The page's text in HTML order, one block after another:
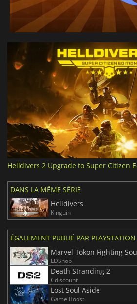
Helldivers 2 Upgrade to Super Citizen
DANS LA MÊME SÉRIE
Helldivers
Kinguin
ÉGALEMENT PUBLIÉ PAR
Marvel Tokon Fighting
LDShop
Death Stranding 2
Cdiscount
Lost Soul Aside
Game Boost